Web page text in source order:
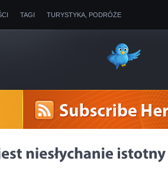
TAGI TURYSTYKA, PODRÓŻE